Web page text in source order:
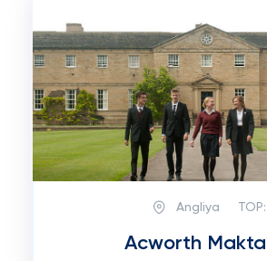
Angliya TOP:
Acworth